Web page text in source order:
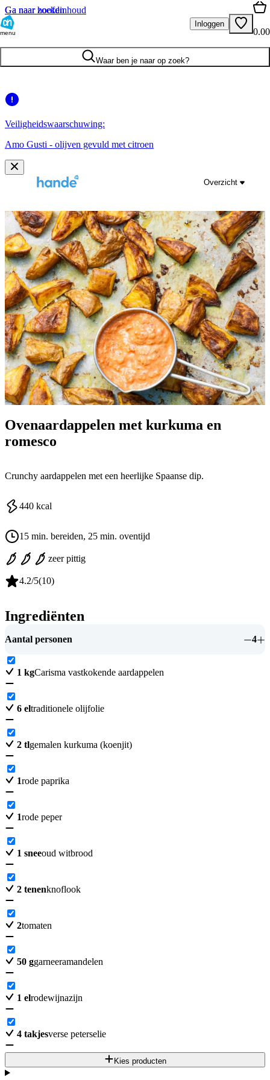
Ga naar hoofdinhoud
Ga naar zoeken
menu
Inloggen
0.00
Waar ben je naar op zoek?
Veiligheidswaarschuwing:
Amo Gusti - olijven gevuld met citroen
Overzicht
Ovenaardappelen met kurkuma en
romesco
Crunchy aardappelen met een heerlijke Spaanse dip.
440 kcal
15 min. bereiden, 25 min. oventijd
zeer pittig
4.2/5(10)
Ingrediënten
Aantal personen 4
1 kgCarisma vastkokende aardappelen
6 eltraditionele olijfolie
2 tlgemalen kurkuma (koenjit)
1rode paprika
1rode peper
1 sneeoud witbrood
2 tenenknoflook
2tomaten
50 ggarneeramandelen
1 elrodewijnazijn
4 takjesverse peterselie
Kies producten